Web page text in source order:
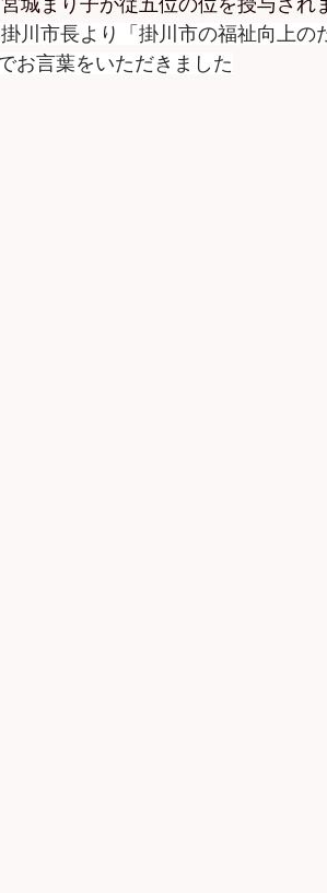
城まり子が従五位の位を授与され
川市長より「掛川市の福祉向上の
お言葉をいただきました